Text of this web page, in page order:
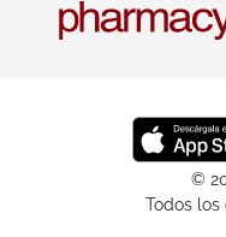
©
Todos los